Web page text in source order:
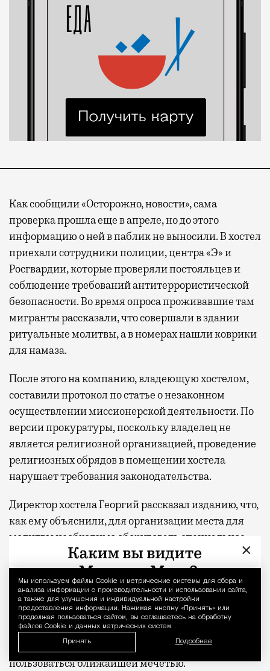
Уведомление
Мы используем файлы Сookie и метрические системы для сбора и
анализа информации о производительности и использовании сайта,
а также для улучшения и индивидуальной настройки
предоставления информации. Нажимая кнопку «Принять» или
продолжая пользоваться сайтом, вы соглашаетесь на обработку
файлов Cookie и данных метрических систем.
Принять Подробнее
Как сообщили «Осторожно, новости», сама
проверка прошла еще в апреле, но до этого
информацию о ней в паблик не выносили. В хостел
приехали сотрудники полиции, центра «Э» и
Росгвардии, которые проверяли постояльцев и
соблюдение требований антитеррористической
безопасности. Во время опроса проживавшие там
мигранты рассказали, что совершали в здании
ритуальные молитвы, а в номерах нашли коврики
для намаза.
После этого на компанию, владеющую хостелом,
составили протокол по статье о незаконном
осуществлении миссионерской деятельности. По
версии прокуратуры, поскольку владелец не
является религиозной организацией, проведение
религиозных обрядов в помещении хостела
нарушает требования законодательства.
Директор хостела Георгий рассказал изданию, что,
как ему объяснили, для организации места для
молитвы необходимо оборудовать специальное
помещение и оформить соответствующее
разрешение. Суд признал компанию виновной и
назначил штраф в размере 100 тыс. рублей.
Обжаловать решение владельцы не собираются.
По словам директора, теперь постояльцам,
которые хотят совершить намаз, рекомендуют
пользоваться ближайшей мечетью.
×